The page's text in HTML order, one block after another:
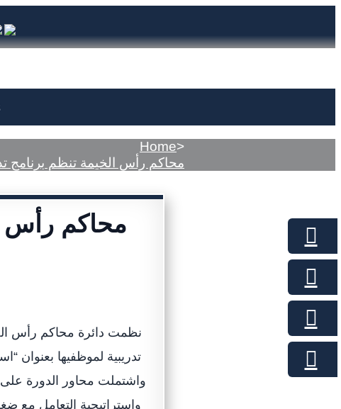
Home>
محاكم رأس الخيمة تنظم برنامج
محاكم رأس
تدريبية لموظفيها بعنوان
واشتملت محاور الدورة
واستراتيجية التعامل مع